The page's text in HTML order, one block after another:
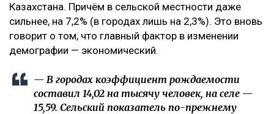
Казахстана. Причём в сельской местности даже
сильнее, на 7,2% (в городах лишь на 2,3%). Это вновь
говорит о том, что главный фактор в изменении
демографии — экономический.
— В городах коэффициент рождаемости
составил 14,02 на тысячу человек, на селе —
15,59. Сельский показатель по-прежнему